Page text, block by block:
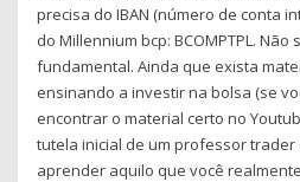
precisa do IBAN (número de conta
do Millennium bcp: BCOMPTPL.
fundamental. Ainda que exista
ensinando a investir na bolsa (se
encontrar o material certo no
tutela inicial de um professor
aprender aquilo que você